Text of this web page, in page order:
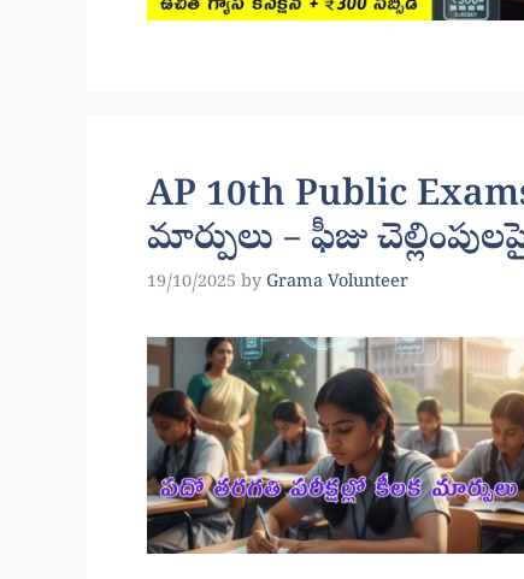
AP 10th Public
మార్పులు – ఫీజు
19/10/2025 by Grama Volunteer